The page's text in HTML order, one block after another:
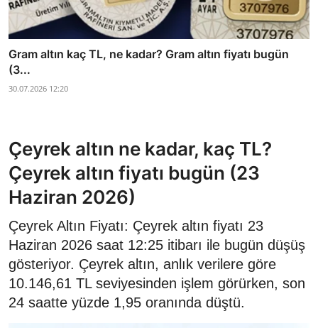
Gram altın kaç TL, ne kadar? Gram altın fiyatı bugün
(3...
30.07.2026 12:20
Çeyrek altın ne kadar, kaç TL?
Çeyrek altın fiyatı bugün (23
Haziran 2026)
Çeyrek Altın Fiyatı: Çeyrek altın fiyatı 23
Haziran 2026 saat 12:25 itibarı ile bugün düşüş
gösteriyor. Çeyrek altın, anlık verilere göre
10.146,61 TL seviyesinden işlem görürken, son
24 saatte yüzde 1,95 oranında düştü.